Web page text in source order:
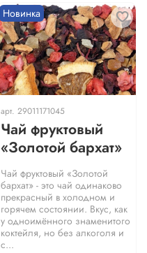
Новинка
арт. 29011171045
Чай фруктовый
«Золотой бархат»
Чай фруктовый «Золотой
бархат» - это чай одинаково
прекрасный в холодном и
горячем состоянии. Вкус, как
у одноимённого знаменитого
коктейля, но без алкоголя и
с...